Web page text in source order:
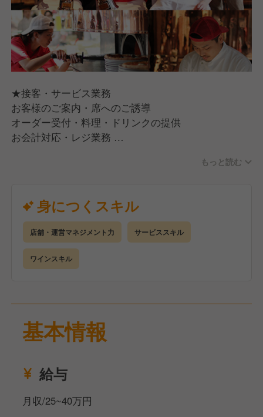
★接客・サービス業務
お客様のご案内・席へのご誘導
オーダー受付・料理・ドリンクの提供
お会計対応・レジ業務
★店舗運営サポート業務
開店・閉店準備作業
店内清掃・衛生管理
在庫管理・発注業務のサポート
新人スタッフの指導・教育（経験者の場合）
でいただくことに喜びを感じる方を歓迎します！
もっと読む
身につくスキル
店舗・運営マネジメント力 サービススキル
ワインスキル
基本情報
給与
月収/25~40万円